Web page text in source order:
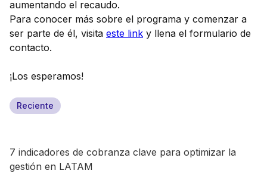
aumentando el recaudo.
Para conocer más sobre el programa y comenzar a
ser parte de él, visita este link y llena el formulario de
contacto.
¡Los esperamos!
Reciente
7 indicadores de cobranza clave para optimizar la
gestión en LATAM